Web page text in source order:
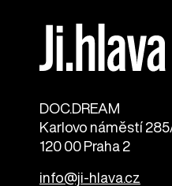
DOC.DREAM​
Karlovo náměstí
120 00 Praha 2
info@ji-hlava.cz